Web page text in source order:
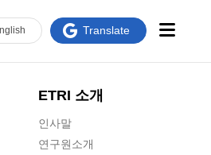
ETRI 소개
인사말
연구원소개
glish Translate